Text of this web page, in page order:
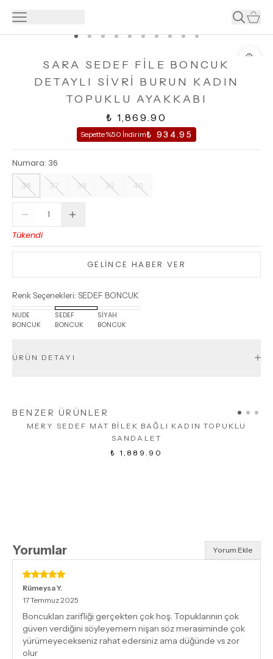
SARA SEDEF FİLE BONCUK
DETAYLI SİVRİ BURUN KADIN
TOPUKLU AYAKKABI
₺ 1,869.90
Sepette %50 İndirim₺ 934.95
Numara: 36
36
37 38 39 40
Tükendi
GELİNCE HABER VER
Renk Seçenekleri: SEDEF BONCUK
NUDE
BONCUK
SEDEF
BONCUK
SİYAH
BONCUK
ÜRÜN DETAYI
BENZER ÜRÜNLER
MERY SEDEF MAT BİLEK BAĞLI KADIN TOPUKLU
SANDALET
₺ 1,889.90
Yorumlar Yorum Ekle
RümeysaY.
17 Temmuz 2025
Boncukları zarifliği gerçekten çok hoş. Topuklarının çok
güven verdiğini söyleyemem nişan söz merasiminde çok
yürümeyecekseniz rahat edersiniz ama düğünde vs zor
olur